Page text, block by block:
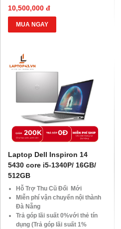
HDsaison - chỉ cần CMND
BLX hoặc hộ khẩu gốc )
Giảm 20%khi nâng cấp Ram-
SSD
10.000 Voucher Giảm
Giá 500.000đ
10,500,000 đ
MUA NGAY
Laptop Dell Inspiron 14
5430 core i5-1340P/ 16GB/
512GB
Hỗ Trợ Thu Cũ Đổi Mới
Miễn phí vận chuyển nội thành
Đà Nẵng
Trả góp lãi suất 0%với thẻ tín
dụng (Trả góp lãi suất 1%